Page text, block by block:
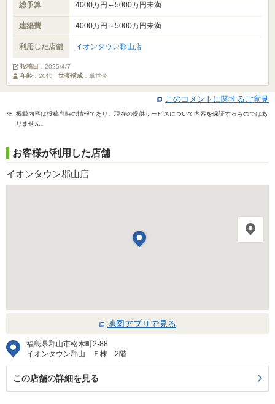
総予算 4000万円～5000万円未満
建築費 4000万円～5000万円未満
利用した店舗 イオンタウン郡山店
投稿日 ： 2025/4/7
年齢 ：20代 世帯構成 ：単世帯
このコメントに関するご意見
※ 掲載内容は投稿当時の情報であり、現在の提供サービスについて内容を保証するものではあ
りません。
お客様が利用した店舗
イオンタウン郡山店
地図アプリで見る
福島県郡山市松木町2-88
イオンタウン郡山 Ｅ棟 2階
この店舗の詳細を見る